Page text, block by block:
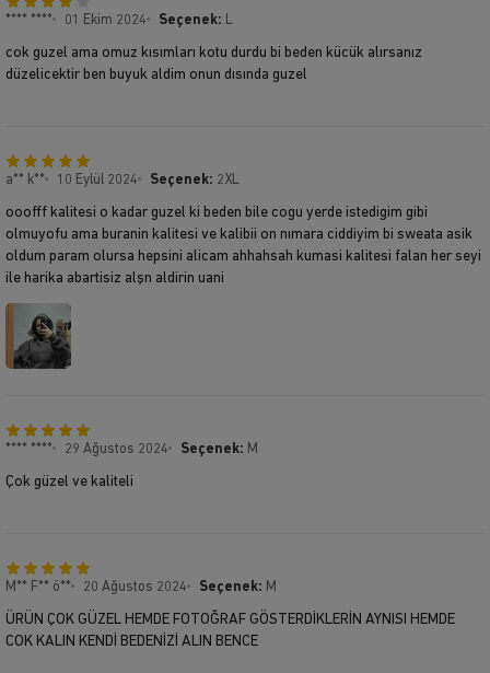
**** **** 01 Ekim 2024 Seçenek: L
cok guzel ama omuz kısımları kotu durdu bi beden kücük alırsanız
düzelicektir ben buyuk aldim onun dısında guzel
a** k** 10 Eylül 2024 Seçenek: 2XL
ooofff kalitesi o kadar guzel ki beden bile cogu yerde istedigim gibi
olmuyofu ama buranin kalitesi ve kalibii on nımara ciddiyim bi sweata asik
oldum param olursa hepsini alicam ahhahsah kumasi kalitesi falan her seyi
ile harika abartisiz alşn aldirin uani
**** **** 29 Ağustos 2024 Seçenek: M
Çok güzel ve kaliteli
M** F** ö** 20 Ağustos 2024 Seçenek: M
ÜRÜN ÇOK GÜZEL HEMDE FOTOĞRAF GÖSTERDİKLERİN AYNISI HEMDE
COK KALIN KENDİ BEDENİZİ ALIN BENCE